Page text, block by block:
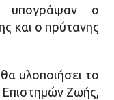
υπογράψαν ο
και ο πρύτανης
υλοποιήσει το
Ζωής,